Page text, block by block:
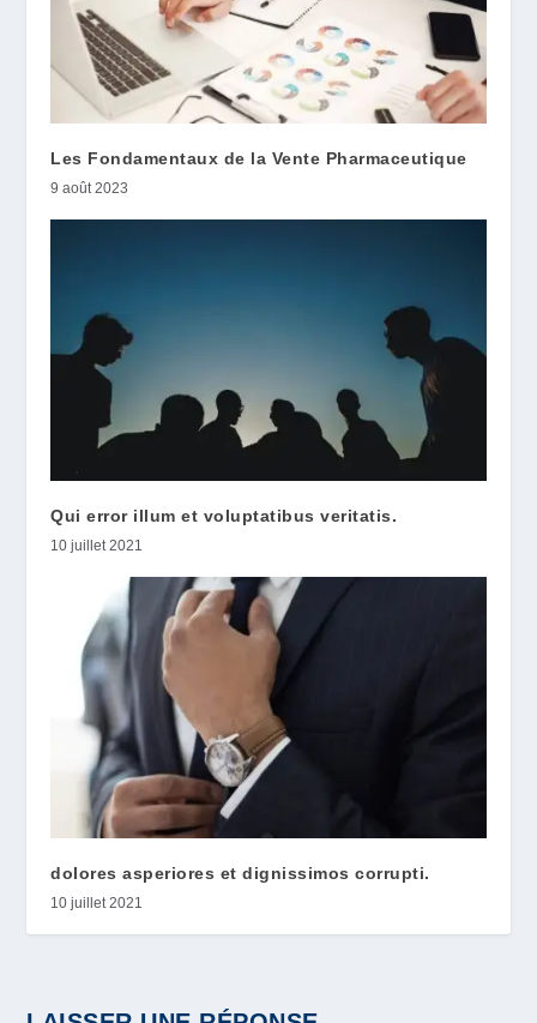
Les Fondamentaux de la Vente Pharmaceutique
9 août 2023
Qui error illum et voluptatibus veritatis.
10 juillet 2021
dolores asperiores et dignissimos corrupti.
10 juillet 2021